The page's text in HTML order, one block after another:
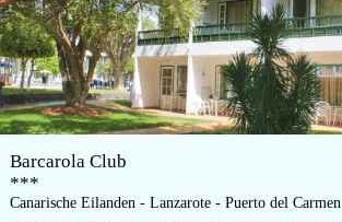
Barcarola Club
***
Canarische Eilanden - Lanzarote - Puerto del Carmen